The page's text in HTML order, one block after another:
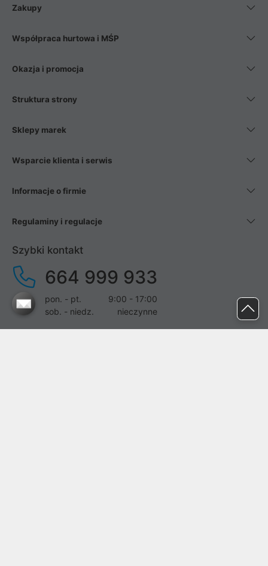
Zakupy
Współpraca hurtowa i MŚP
Okazja i promocja
Struktura strony
Sklepy marek
Wsparcie klienta i serwis
Informacje o firmie
Regulaminy i regulacje
Szybki kontakt
664 999 933
pon. - pt.
9:00 - 17:00
sob. - niedz.
nieczynne